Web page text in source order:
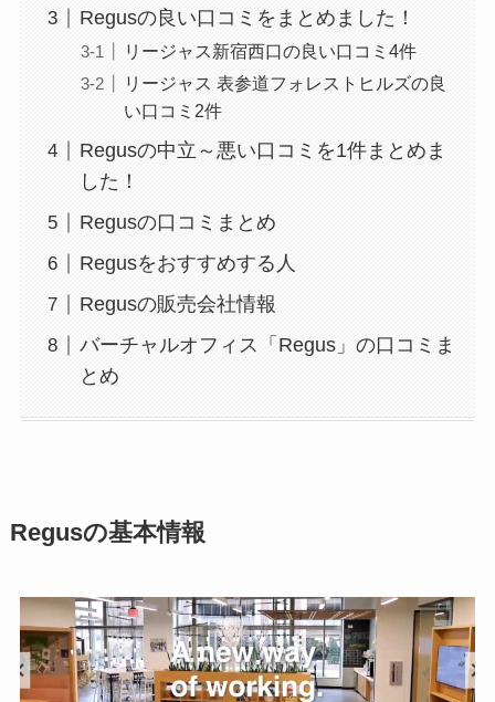
Regusの良い口コミをまとめました！
リージャス新宿西口の良い口コミ4件
リージャス 表参道フォレストヒルズの良
い口コミ2件
Regusの中立～悪い口コミを1件まとめま
した！
Regusの口コミまとめ
Regusをおすすめする人
Regusの販売会社情報
バーチャルオフィス「Regus」の口コミま
とめ
Regusの基本情報